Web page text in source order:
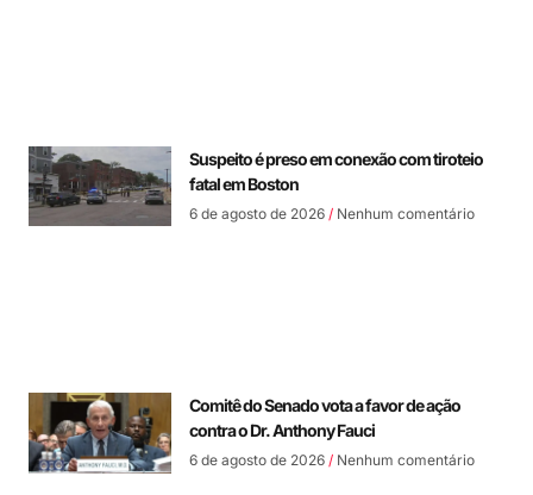
Suspeito é preso em conexão com tiroteio
fatal em Boston
6 de agosto de 2026 Nenhum comentário
Comitê do Senado vota a favor de ação
contra o Dr. Anthony Fauci
6 de agosto de 2026 Nenhum comentário